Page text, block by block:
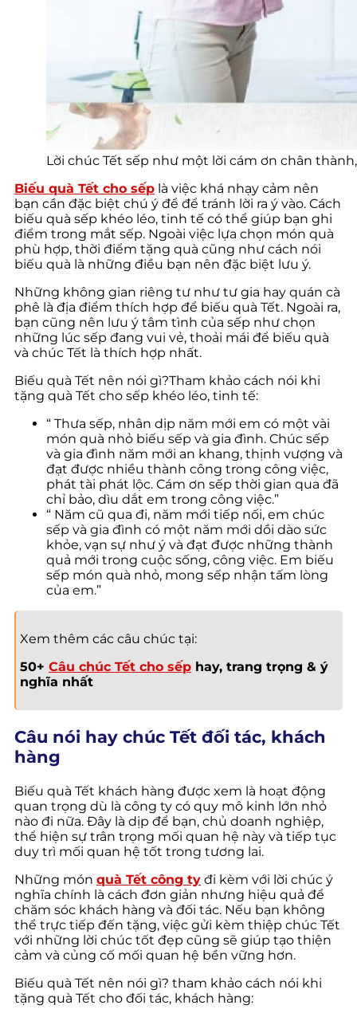
Lời chúc Tết sếp như một lời cám ơn chân
Biếu quà Tết cho sếp là việc khá nhạy cảm nên
bạn cần đặc biệt chú ý để để tránh lời ra ý vào. Cách
biếu quà sếp khéo léo, tinh tế có thể giúp bạn ghi
điểm trong mắt sếp. Ngoài việc lựa chọn món quà
phù hợp, thời điểm tặng quà cũng như cách nói
biếu quà là những điều bạn nên đặc biệt lưu ý.
Những không gian riêng tư như tư gia hay quán cà
phê là địa điểm thích hợp để biếu quà Tết. Ngoài ra,
bạn cũng nên lưu ý tâm tình của sếp như chọn
những lúc sếp đang vui vẻ, thoải mái để biếu quà
và chúc Tết là thích hợp nhất.
Biếu quà Tết nên nói gì?Tham khảo cách nói khi
tặng quà Tết cho sếp khéo léo, tinh tế:
“ Thưa sếp, nhân dịp năm mới em có một vài
món quà nhỏ biếu sếp và gia đình. Chúc sếp
và gia đình năm mới an khang, thịnh vượng và
đạt được nhiều thành công trong công việc,
phát tài phát lộc. Cám ơn sếp thời gian qua đã
chỉ bảo, dìu dắt em trong công việc.”
“ Năm cũ qua đi, năm mới tiếp nối, em chúc
sếp và gia đình có một năm mới dồi dào sức
khỏe, vạn sự như ý và đạt được những thành
quả mới trong cuộc sống, công việc. Em biếu
sếp món quà nhỏ, mong sếp nhận tấm lòng
của em.”
Xem thêm các câu chúc tại:
50+ Câu chúc Tết cho sếp hay, trang trọng & ý
nghĩa nhất
Câu nói hay chúc Tết đối tác, khách
hàng
Biếu quà Tết khách hàng được xem là hoạt động
quan trọng dù là công ty có quy mô kinh lớn nhỏ
nào đi nữa. Đây là dịp để bạn, chủ doanh nghiệp,
thể hiện sự trân trọng mối quan hệ này và tiếp tục
duy trì mối quan hệ tốt trong tương lai.
Những món quà Tết công ty đi kèm với lời chúc ý
nghĩa chính là cách đơn giản nhưng hiệu quả để
chăm sóc khách hàng và đối tác. Nếu bạn không
thể trực tiếp đến tặng, việc gửi kèm thiệp chúc Tết
với những lời chúc tốt đẹp cũng sẽ giúp tạo thiện
cảm và củng cố mối quan hệ bền vững hơn.
Biếu quà Tết nên nói gì? tham khảo cách nói khi
tặng quà Tết cho đối tác, khách hàng: